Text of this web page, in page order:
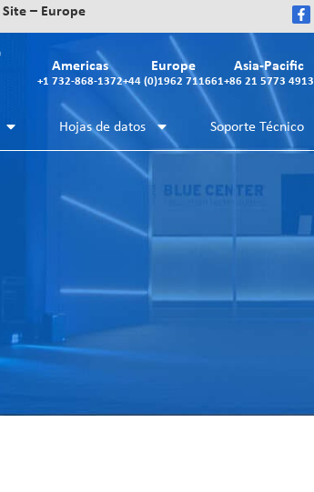
– Europe
Americas
+1 732-868-1372
Europe
+44 (0)1962 711661
Asia-Pacific
+86 21 5773 4913
Hojas de datos Soporte Técnico